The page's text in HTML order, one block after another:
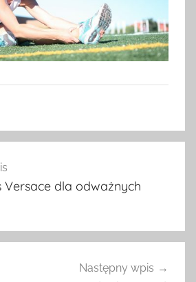
Versace dla odważnych
Następny wpis